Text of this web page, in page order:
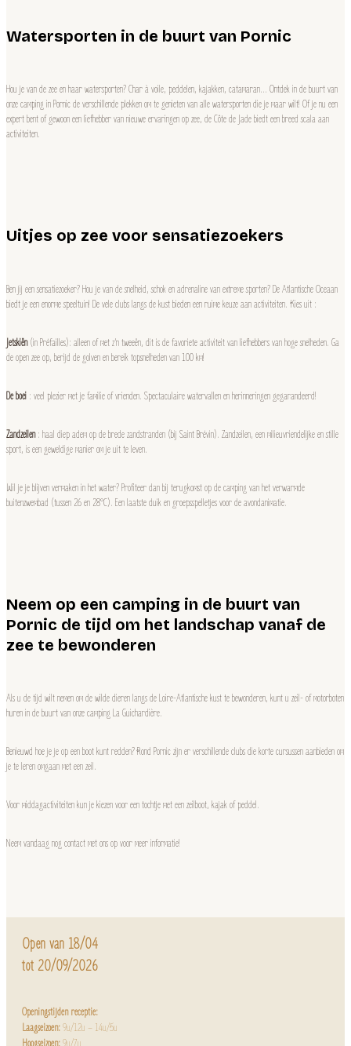
Watersporten in de buurt van Pornic
Hou je van de zee en haar watersporten? Char à voile, peddelen, kajakken, catamaran… Ontdek in de buurt van
onze camping in Pornic de verschillende plekken om te genieten van alle watersporten die je maar wilt! Of je nu een
expert bent of gewoon een liefhebber van nieuwe ervaringen op zee, de Côte de Jade biedt een breed scala aan
activiteiten.
Uitjes op zee voor sensatiezoekers
Ben jij een sensatiezoeker? Hou je van de snelheid, schok en adrenaline van extreme sporten? De Atlantische Oceaan
biedt je een enorme speeltuin! De vele clubs langs de kust bieden een ruime keuze aan activiteiten. Kies uit :
Jetskiën(in Préfailles): alleen of met z’n tweeën, dit is de favoriete activiteit van liefhebbers van hoge snelheden. Ga
de open zee op, berijd de golven en bereik topsnelheden van 100 km!
De boei : veel plezier met je familie of vrienden. Spectaculaire watervallen en herinneringen gegarandeerd!
Zandzeilen: haal diep adem op de brede zandstranden (bij Saint Brévin). Zandzeilen, een milieuvriendelijke en stille
sport, is een geweldige manier om je uit te leven.
Wil je je blijven vermaken in het water? Profiteer dan bij terugkomst op de camping van het verwarmde
buitenzwembad (tussen 26 en 28°C). Een laatste duik en groepsspelletjes voor de avondanimatie.
Neem op een camping in de buurt van
Pornic de tijd om het landschap vanaf de
zee te bewonderen
Als u de tijd wilt nemen om de wilde dieren langs de Loire-Atlantische kust te bewonderen, kunt u zeil- of motorboten
huren in de buurt van onze camping La Guichardière.
Benieuwd hoe je je op een boot kunt redden? Rond Pornic zijn er verschillende clubs die korte cursussen aanbieden om
je te leren omgaan met een zeil.
Voor middagactiviteiten kun je kiezen voor een tochtje met een zeilboot, kajak of peddel.
Neem vandaag nog contact met ons op voor meer informatie!
Open van 18/04
tot 20/09/2026
Openingstijden receptie:
Laagseizoen:9u/12u – 14u/5u